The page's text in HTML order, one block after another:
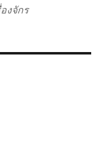
งจักร